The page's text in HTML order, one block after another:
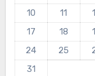
10
11
17
18
24
25
31